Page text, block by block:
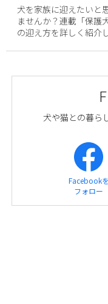
犬を家族に迎えたいと
ませんか？連載「保護
の迎え方を詳しく紹介
犬や猫との暮ら
Facebookを
フォロー